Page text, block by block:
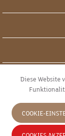
JETZT
Diese Website
COOKIE-